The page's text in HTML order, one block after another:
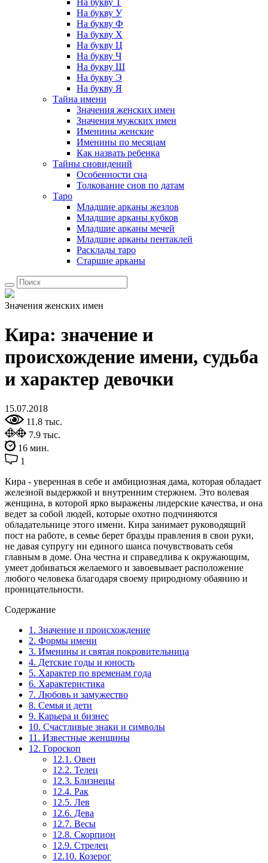
На букву Т
На букву У
На букву Ф
На букву Х
На букву Ц
На букву Ч
На букву Ш
На букву Э
На букву Я
Тайна имени
Значения женских имен
Значения мужских имен
Именины женские
Именины по месяцам
Как назвать ребенка
Тайны сновидений
Особенности сна
Толкование снов по датам
Таро
Младшие арканы жезлов
Младшие арканы кубков
Младшие арканы мечей
Младшие арканы пентаклей
Расклады таро
Старшие арканы
Значения женских имен
Кира: значение и
происхождение имени, судьба
и характер девочки
15.07.2018
11.8 тыс.
7.9 тыс.
16 мин.
1
Кира - уверенная в себе и амбициозная дама, которая обладает
железной выдержкой и внутренним стержнем. Это волевая
женщина, в которой ярко выражены лидерские качества, и она
ведет за собой людей, которые охотно подчиняются
обладательнице этого имени. Кира занимает руководящий
пост на работе, в семье берет бразды правления в свои руки,
не давая супругу ни единого шанса почувствовать себя
главным в доме. Она честна и справедлива к окружающим,
умеет добиваться желаемого и завоевывает расположение
любого человека благодаря своему природному обаянию и
проницательности.
Содержание
1. Значение и происхождение
2. Формы имени
3. Именины и святая покровительница
4. Детские годы и юность
5. Характер по временам года
6. Характеристика
7. Любовь и замужество
8. Семья и дети
9. Карьера и бизнес
10. Счастливые знаки и символы
11. Известные женщины
12. Гороскоп
12.1. Овен
12.2. Телец
12.3. Близнецы
12.4. Рак
12.5. Лев
12.6. Дева
12.7. Весы
12.8. Скорпион
12.9. Стрелец
12.10. Козерог